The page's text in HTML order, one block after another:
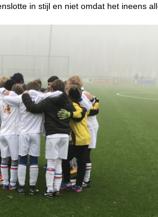
in stijl en niet omdat het ineens